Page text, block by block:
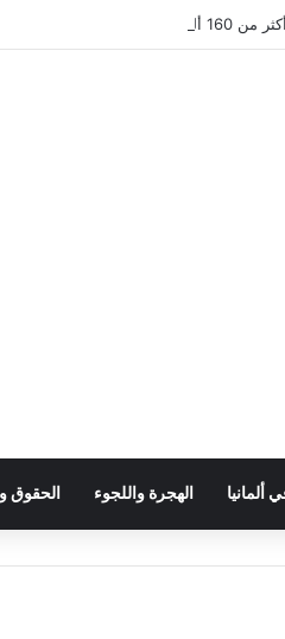
بالألمانية
ألمانيا الهجرة واللجوء الحقوق